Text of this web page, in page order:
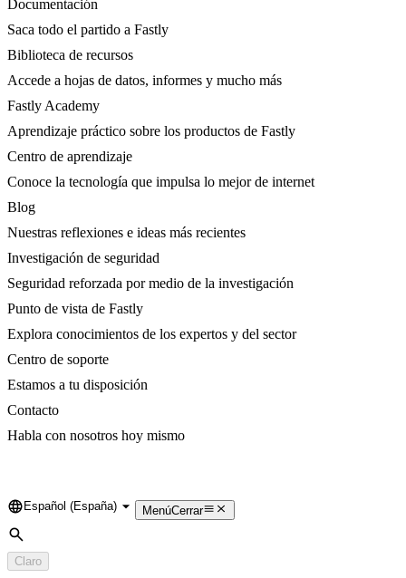
Documentación
Saca todo el partido a Fastly
Biblioteca de recursos
Accede a hojas de datos, informes y mucho más
Fastly Academy
Aprendizaje práctico sobre los productos de Fastly
Centro de aprendizaje
Conoce la tecnología que impulsa lo mejor de internet
Blog
Nuestras reflexiones e ideas más recientes
Investigación de seguridad
Seguridad reforzada por medio de la investigación
Punto de vista de Fastly
Explora conocimientos de los expertos y del sector
Centro de soporte
Estamos a tu disposición
Contacto
Habla con nosotros hoy mismo
Language
Español (España) MenúCerrar
Búsqueda
Claro